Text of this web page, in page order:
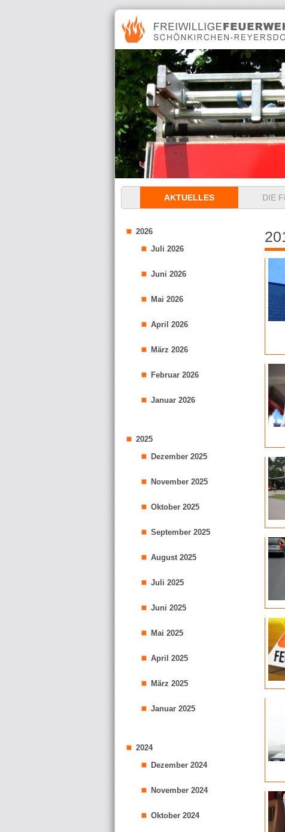
Navigation
überspringenAKTUELLES DIE
2026
Juli 2026
Juni 2026
Mai 2026
April 2026
März 2026
Februar 2026
Januar 2026
2025
Dezember 2025
November 2025
Oktober 2025
September 2025
August 2025
Juli 2025
Juni 2025
Mai 2025
April 2025
März 2025
Januar 2025
2024
Dezember 2024
November 2024
Oktober 2024